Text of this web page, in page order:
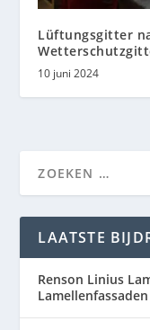
Lüftungsgitter
10 juni 2024
LAATSTE
Renson Linius